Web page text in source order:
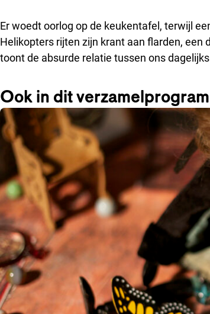
Er woedt oorlog op de keukentafel, terwijl
Helikopters rijten zijn krant aan flarden, een
toont de absurde relatie tussen ons
Ook in dit